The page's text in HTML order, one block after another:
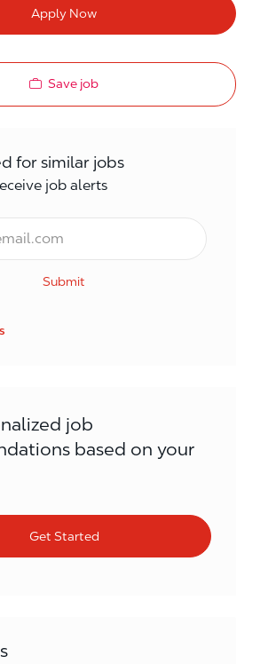
Apply Now
Save job
for similar jobs
job alerts
Submit
job
based on your
Get Started